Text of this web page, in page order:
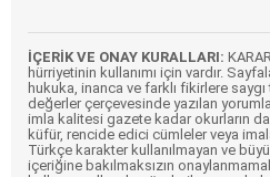
İÇERİK VE ONAY KURALLARI:
hürriyetinin kullanımı için vardır.
hukuka, inanca ve farklı fikirlere
değerler çerçevesinde yazılan
imla kalitesi gazete kadar okurların
küfür, rencide edici cümleler veya
Türkçe karakter kullanılmayan ve
içeriğine bakılmaksızın